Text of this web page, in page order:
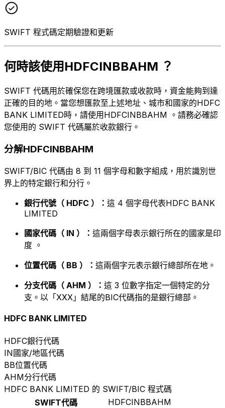
SWIFT 程式碼定期驗證和更新
何時該使用HDFCINBBAHM ？
SWIFT 代碼用於確保您在跨境匯款或收款時，資金能夠到達
正確的目的地。當您想匯款至上述地址、城市和國家的HDFC
BANK LIMITED時，請使用HDFCINBBAHM 。請務必確認
您使用的 SWIFT 代碼屬於收款銀行。
分解HDFCINBBAHM
SWIFT/BIC 代碼由 8 到 11 個字母和數字組成，用於識別世
界上的特定銀行和分行。
銀行代號（ HDFC ）： 這 4 個字母代表HDFC BANK
LIMITED
國家代碼（ IN ）： 這兩個字母表示銀行所在的國家是印
度 。
位置代碼（ BB ）： 這兩個字元表示銀行總部所在地。
分支代碼（ AHM ）： 這 3 位數字指定一個特定的分
支。以「XXX」結尾的BIC代碼指的是銀行總部。
HDFC BANK LIMITED
HDFC銀行代碼
IN國家/地區代碼
BB位置代碼
AHM分行代碼
HDFC BANK LIMITED 的 SWIFT/BIC 程式碼
SWIFT代碼
HDFCINBBAHM